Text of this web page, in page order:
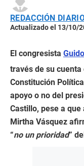
REDACCIÓN
Actualizado el 13/10/
El congresista
través de su
Constitución
apoyo o no del
Castillo, pese a
Mirtha Vásquez
“no un prioridad”